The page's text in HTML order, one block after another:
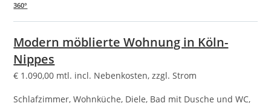
360°
Modern möblierte Wohnung in Köln-
Nippes
€ 1.090,00 mtl. incl. Nebenkosten, zzgl. Strom
Schlafzimmer, Wohnküche, Diele, Bad mit Dusche und WC,